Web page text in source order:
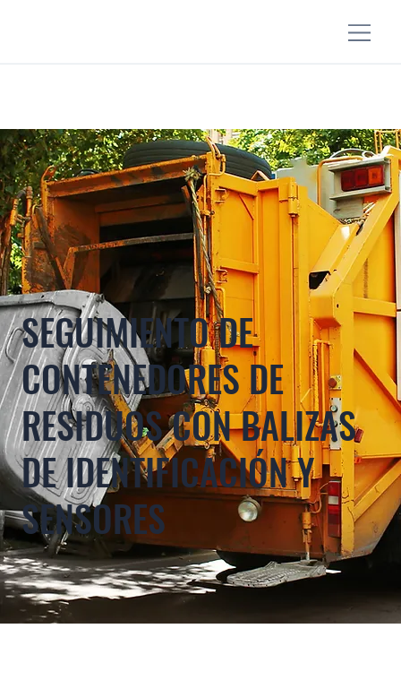
SEGUIMIENTO DE
CONTENEDORES DE
RESIDUOS CON BALIZAS
DE IDENTIFICACIÓN Y
SENSORES